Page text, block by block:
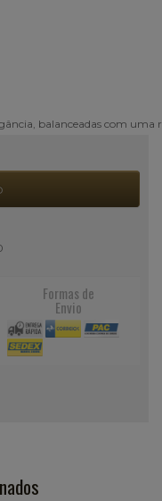
balanceadas com uma
Formas de
Envio